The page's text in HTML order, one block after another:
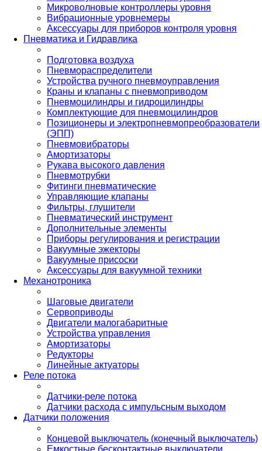
Микроволновые контроллеры уровня
Вибрационные уровнемеры
Аксессуары для приборов контроля уровня
Пневматика и Гидравлика
Подготовка воздуха
Пневмораспределители
Устройства ручного пневмоуправления
Краны и клапаны с пневмоприводом
Пневмоцилиндры и гидроцилиндры
Комплектующие для пневмоцилиндров
Позиционеры и электропневмопреобразователи
(ЭПП)
Пневмовибраторы
Амортизаторы
Рукава высокого давления
Пневмотрубки
Фитинги пневматические
Управляющие клапаны
Фильтры, глушители
Пневматический инструмент
Дополнительные элементы
Приборы регулирования и регистрации
Вакуумные эжекторы
Вакуумные присоски
Аксессуары для вакуумной техники
Механотроника
Шаговые двигатели
Сервоприводы
Двигатели малогабаритные
Устройства управления
Амортизаторы
Редукторы
Линейные актуаторы
Реле потока
Датчики-реле потока
Датчики расхода с импульсным выходом
Датчики положения
Концевой выключатель (конечный выключатель)
Емкостные бесконтактные выключатели